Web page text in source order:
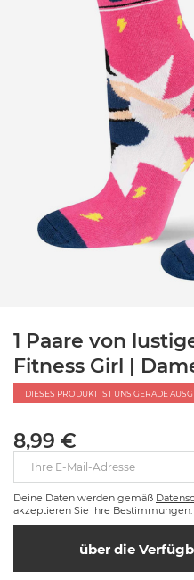
1 Paare von
Fitness Girl |
DIESES PRODUKT IST UNS GERADE
8,99 €
Ihre E-Mail-Adresse
Deine Daten werden gemäß
akzeptieren Sie ihre Bestimmungen.
über die